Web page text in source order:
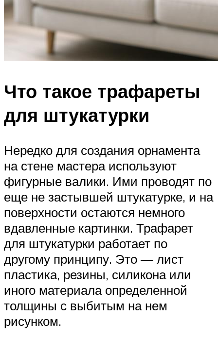
Что такое трафареты
для штукатурки
Нередко для создания орнамента
на стене мастера используют
фигурные валики. Ими проводят по
еще не застывшей штукатурке, и на
поверхности остаются немного
вдавленные картинки. Трафарет
для штукатурки работает по
другому принципу. Это — лист
пластика, резины, силикона или
иного материала определенной
толщины с выбитым на нем
рисунком.